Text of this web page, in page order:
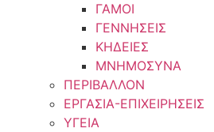
ΓΑΜΟΙ
ΓΕΝΝΗΣΕΙΣ
ΚΗΔΕΙΕΣ
ΜΝΗΜΟΣΥΝΑ
ΠΕΡΙΒΑΛΛΟΝ
ΕΡΓΑΣΙΑ-ΕΠΙΧΕΙΡΗΣΕΙΣ
ΥΓΕΙΑ